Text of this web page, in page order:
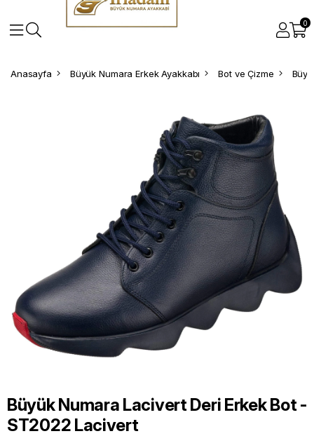
0
Anasayfa Büyük Numara Erkek Ayakkabı Bot ve Çizme
Büyük Numara Lacivert Deri Erkek Bot -
ST2022 Lacivert